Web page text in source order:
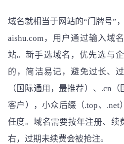
域名就相当于网站的“门牌号”
aishu.com，用户通过输入域
站。新手选域名，优先选与
的，简洁易记，避免过长、
（国际通用，最推荐）、.cn
客户），小众后缀（.top、
任度。域名需要按年注册、续
右，过期未续费会被抢注。